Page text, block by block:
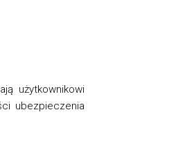
użytkownikowi
ubezpieczenia